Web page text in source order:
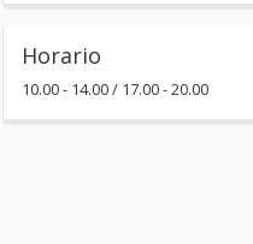
Horario
10.00 - 14.00 / 17.00 - 20.00